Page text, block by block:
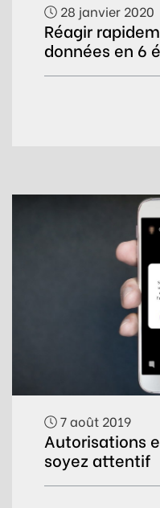
28 janvier 2020
Réagir
données en 6
7 août 2019
Autorisations
soyez attentif